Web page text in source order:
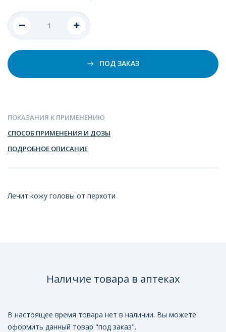
ПОД ЗАКАЗ
ПОКАЗАНИЯ К ПРИМЕНЕНИЮ
СПОСОБ ПРИМЕНЕНИЯ И ДОЗЫ
ПОДРОБНОЕ ОПИСАНИЕ
Лечит кожу головы от перхоти
Наличие товара в аптеках
В настоящее время товара нет в наличии. Вы можете
оформить данный товар "под заказ".